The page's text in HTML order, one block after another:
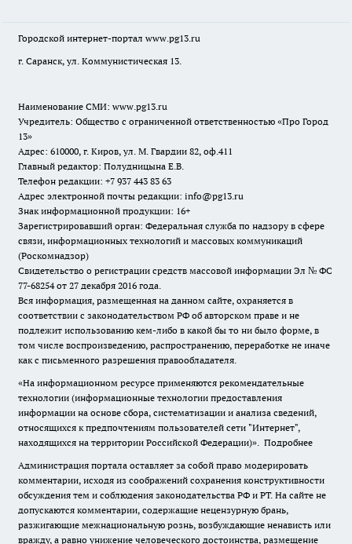
Городской интернет-портал www.pg13.ru
г. Саранск, ул. Коммунистическая 13.
Наименование СМИ: www.pg13.ru
Учредитель: Общество с ограниченной ответственностью «Про Город
13»
Адрес: 610000, г. Киров, ул. М. Гвардии 82, оф.411
Главный редактор: Полудницына Е.В.
Телефон редакции: +7 937 443 83 63
Адрес электронной почты редакции: info@pg13.ru
Знак информационной продукции: 16+
Зарегистрировавший орган: Федеральная служба по надзору в сфере
связи, информационных технологий и массовых коммуникаций
(Роскомнадзор)
Свидетельство о регистрации средств массовой информации Эл № ФС
77-68254 от 27 декабря 2016 года.
Вся информация, размещенная на данном сайте, охраняется в
соответствии с законодательством РФ об авторском праве и не
подлежит использованию кем-либо в какой бы то ни было форме, в
том числе воспроизведению, распространению, переработке не иначе
как с письменного разрешения правообладателя.
«На информационном ресурсе применяются рекомендательные
технологии (информационные технологии предоставления
информации на основе сбора, систематизации и анализа сведений,
относящихся к предпочтениям пользователей сети "Интернет",
находящихся на территории Российской Федерации)». Подробнее
Администрация портала оставляет за собой право модерировать
комментарии, исходя из соображений сохранения конструктивности
обсуждения тем и соблюдения законодательства РФ и РТ. На сайте не
допускаются комментарии, содержащие нецензурную брань,
разжигающие межнациональную рознь, возбуждающие ненависть или
вражду, а равно унижение человеческого достоинства, размещение